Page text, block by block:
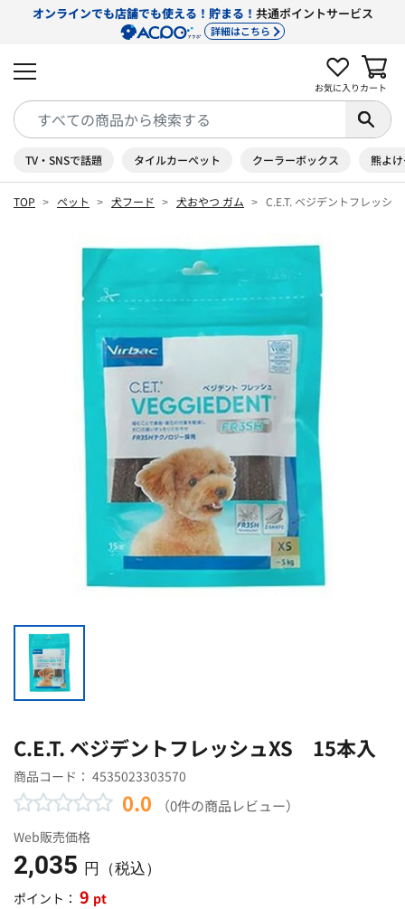
オンラインでも店舗でも使える！貯まる！ 共通ポイントサービス
詳細はこちら
お気に入り カート
TV・SNSで話題 タイルカーペット クーラーボックス 熊よ
TOP ペット 犬フード 犬おやつ ガム C.E.T. ベジデントフレッシ
C.E.T. ベジデントフレッシュXS 15本入
商品コード： 4535023303570
0.0 （0件の商品レビュー）
Web販売価格
2,035 円（税込）
ポイント： 9 pt